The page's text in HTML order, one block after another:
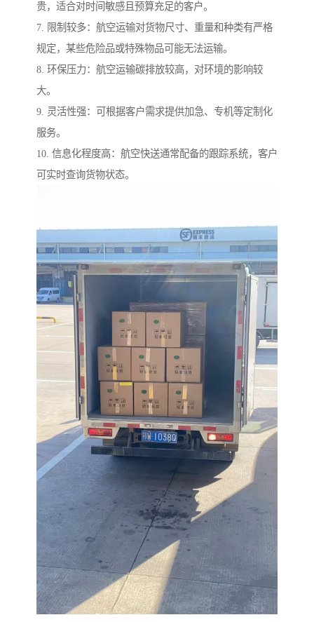
贵，适合对时间敏感且预算充足的客户。
7. 限制较多：航空运输对货物尺寸、重量和种类有严格
规定，某些危险品或特殊物品可能无法运输。
8. 环保压力：航空运输碳排放较高，对环境的影响较
大。
9. 灵活性强：可根据客户需求提供加急、专机等定制化
服务。
10. 信息化程度高：航空快送通常配备的跟踪系统，客户
可实时查询货物状态。